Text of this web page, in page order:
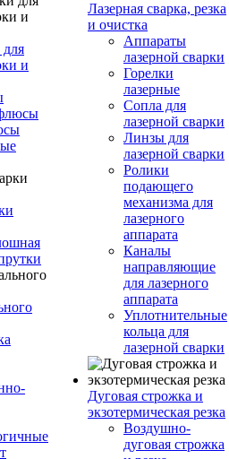
и
Лазерная сварка, резка
и очистка
Аппараты
лазерной сварки
Горелки
лазерные
Сопла для
лазерной сварки
Линзы для
лазерной сварки
Ролики
подающего
механизма для
лазерного
аппарата
Каналы
направляющие
для лазерного
аппарата
Уплотнительные
кольца для
лазерной сварки
Дуговая строжка и
экзотермическая резка
Воздушно-
дуговая строжка